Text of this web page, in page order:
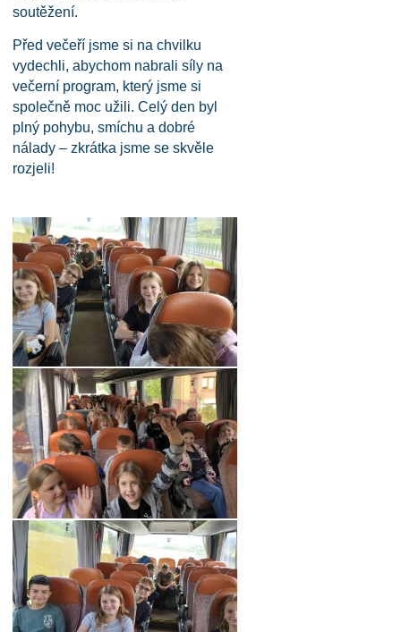
soutěžení.
Před večeří jsme si na chvilku
vydechli, abychom nabrali síly na
večerní program, který jsme si
společně moc užili. Celý den byl
plný pohybu, smíchu a dobré
nálady – zkrátka jsme se skvěle
rozjeli!